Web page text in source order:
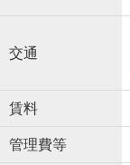
交通
賃料
管理費等